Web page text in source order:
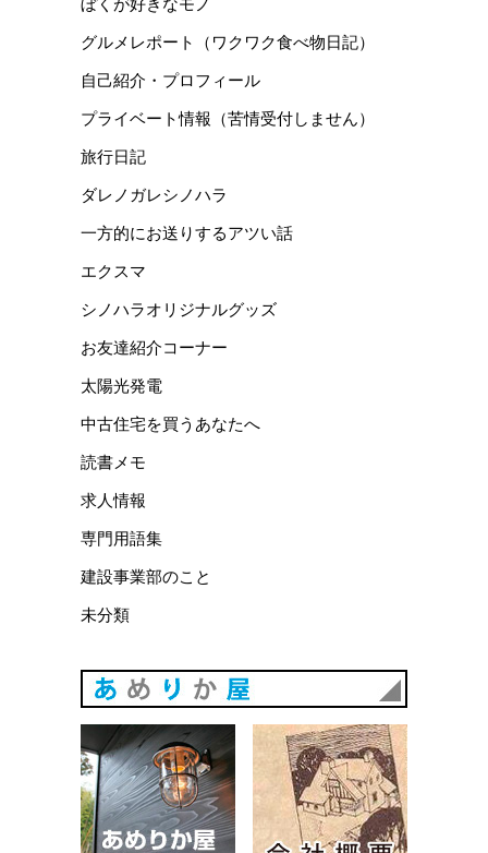
グルメレポート（ワクワク食べ物日記）
自己紹介・プロフィール
プライベート情報（苦情受付しません）
旅行日記
ダレノガレシノハラ
一方的にお送りするアツい話
エクスマ
シノハラオリジナルグッズ
お友達紹介コーナー
太陽光発電
中古住宅を買うあなたへ
読書メモ
求人情報
専門用語集
建設事業部のこと
未分類
あめりか屋WEBサイト